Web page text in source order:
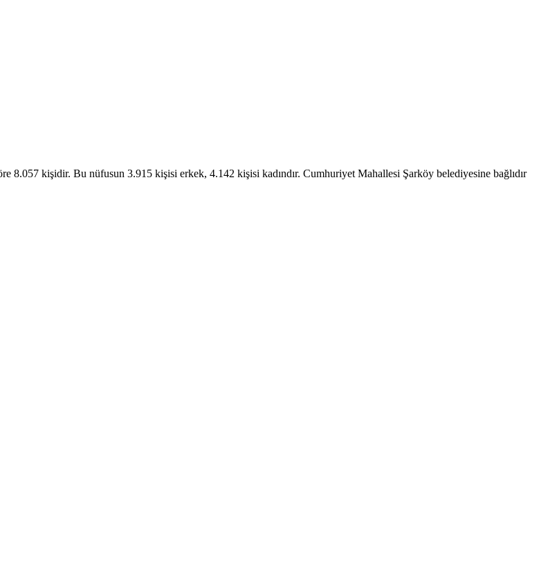
kişidir. Bu nüfusun 3.915 kişisi erkek, 4.142 kişisi kadındır. Cumhuriyet Mahallesi Şarköy belediyesine bağlıdır